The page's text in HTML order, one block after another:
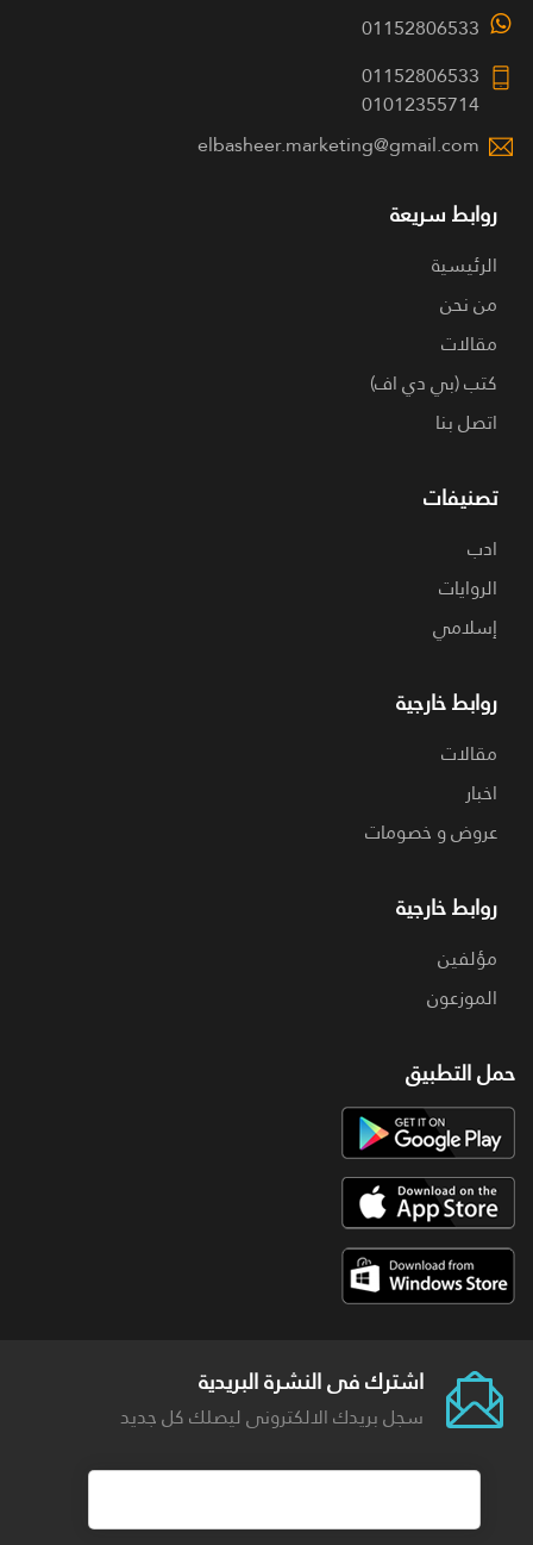
01152806533
01152806533
01012355714
elbasheer.marketing@gmail.com
روابط سريعة
الرئيسية
من نحن
مقالات
كتب (بي دي اف)
اتصل بنا
تصنيفات
ادب
الروايات
إسلامي
روابط خارجية
مقالات
اخبار
عروض و خصومات
روابط خارجية
مؤلفين
الموزعون
حمل التطبيق
اشترك فى النشرة البريدية
سجل بريدك الالكترونى ليصلك كل جديد